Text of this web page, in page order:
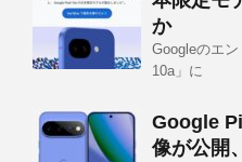
か
Googleのエ
10a」に
Google
像が公開